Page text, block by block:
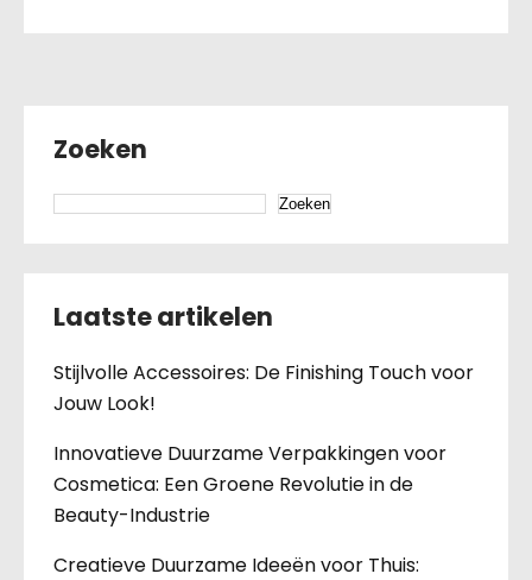
Zoeken
Zoeken
Laatste artikelen
Stijlvolle Accessoires: De Finishing Touch voor
Jouw Look!
Innovatieve Duurzame Verpakkingen voor
Cosmetica: Een Groene Revolutie in de
Beauty-Industrie
Creatieve Duurzame Ideeën voor Thuis: